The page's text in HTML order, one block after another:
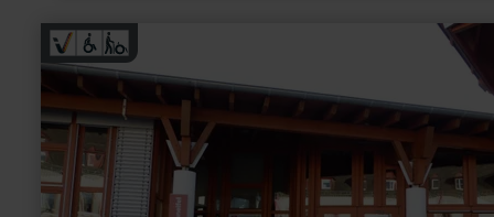
mehr
erfahren
zu:
Information
Daun